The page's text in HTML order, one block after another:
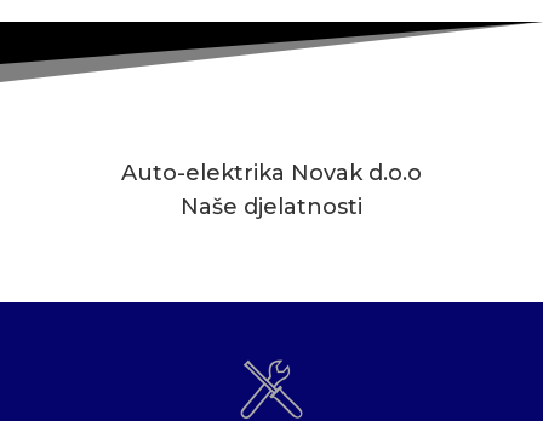
Auto-elektrika Novak d.o.o
Naše djelatnosti